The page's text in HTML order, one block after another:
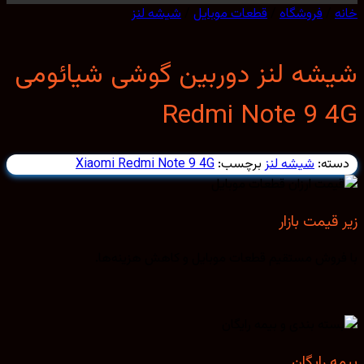
/فروشگاه/قطعات موبایل/ شیشه لنز
لنز دوربین گوشی شیائومی
Redmi Note 9
شیشه لنزبرچسب:Xiaomi Redmi Note 9 4G
بازار